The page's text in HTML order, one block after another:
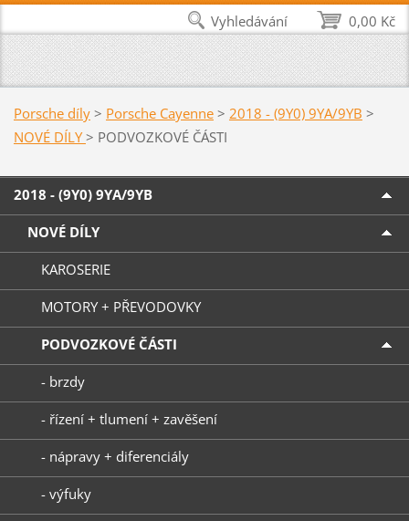
Porsche díly > Porsche Cayenne > 2018 - (9Y0) 9YA/9YB >
NOVÉ DÍLY> PODVOZKOVÉ ČÁSTI
2018 - (9Y0) 9YA/9YB
NOVÉ DÍLY
KAROSERIE
MOTORY + PŘEVODOVKY
PODVOZKOVÉ ČÁSTI
- brzdy
- řízení + tlumení + zavěšení
- nápravy + diferenciály
- výfuky
0,00 Kč
Vyhledávání